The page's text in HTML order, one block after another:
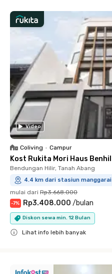
Video
Coliving • Campur
Kost Rukita Mori Haus Benhil
Bendungan Hilir, Tanah Abang
4.4 km dari stasiun manggarai
mulai dari Rp3.668.000
-7% Rp3.408.000 /bulan
Diskon sewa min. 12 Bulan
Lihat info lebih banyak